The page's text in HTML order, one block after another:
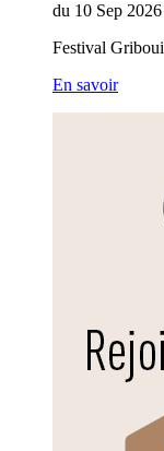
du 10 Sep 2026
Festival
En savoir